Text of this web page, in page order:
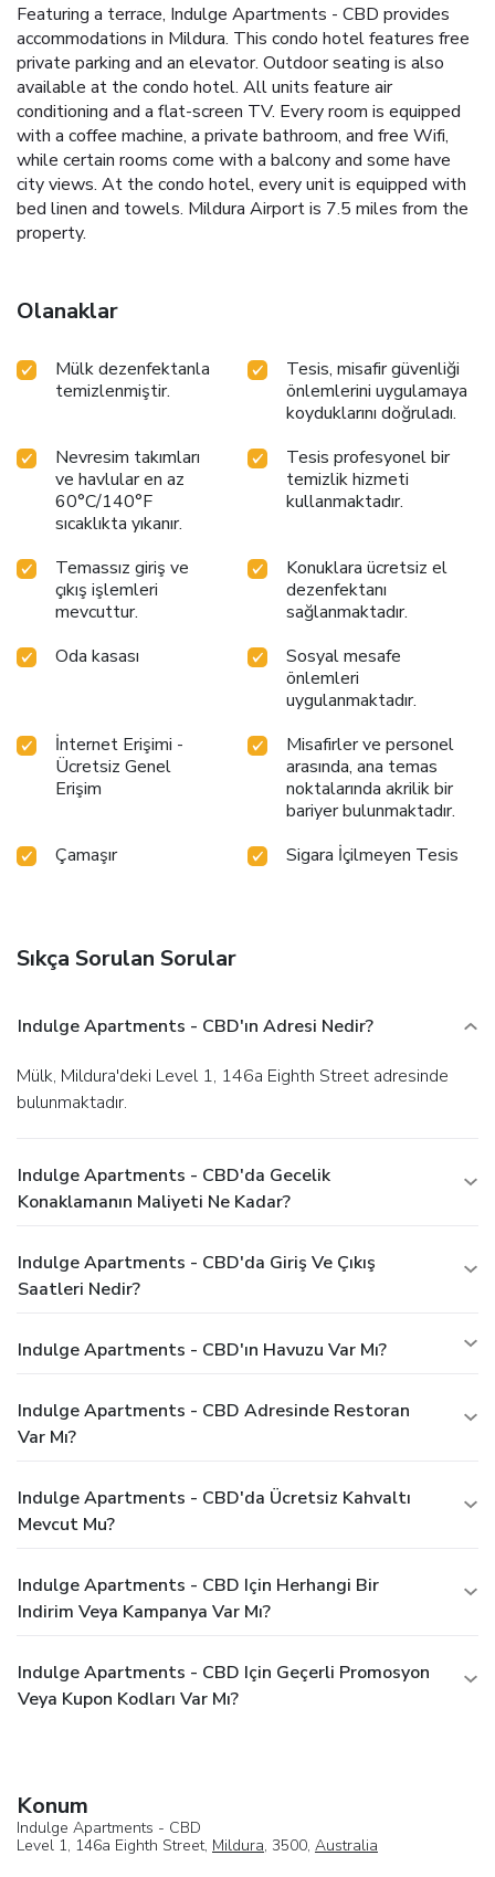
Featuring a terrace, Indulge Apartments - CBD provides
accommodations in Mildura. This condo hotel features free
private parking and an elevator. Outdoor seating is also
available at the condo hotel. All units feature air
conditioning and a flat-screen TV. Every room is equipped
with a coffee machine, a private bathroom, and free Wifi,
while certain rooms come with a balcony and some have
city views. At the condo hotel, every unit is equipped with
bed linen and towels. Mildura Airport is 7.5 miles from the
property.
Olanaklar
Mülk dezenfektanla
temizlenmiştir.
Tesis, misafir güvenliği
önlemlerini uygulamaya
koyduklarını doğruladı.
Nevresim takımları
ve havlular en az
60°C/140°F
sıcaklıkta yıkanır.
Tesis profesyonel bir
temizlik hizmeti
kullanmaktadır.
Temassız giriş ve
çıkış işlemleri
mevcuttur.
Konuklara ücretsiz el
dezenfektanı
sağlanmaktadır.
Oda kasası
Sosyal mesafe
önlemleri
uygulanmaktadır.
İnternet Erişimi -
Ücretsiz Genel
Erişim
Misafirler ve personel
arasında, ana temas
noktalarında akrilik bir
bariyer bulunmaktadır.
Çamaşır
Sigara İçilmeyen Tesis
Sıkça Sorulan Sorular
Indulge Apartments - CBD'ın Adresi Nedir?
Mülk, Mildura'deki Level 1, 146a Eighth Street adresinde
bulunmaktadır.
Indulge Apartments - CBD'da Gecelik
Konaklamanın Maliyeti Ne Kadar?
Indulge Apartments - CBD'da Giriş Ve Çıkış
Saatleri Nedir?
Indulge Apartments - CBD'ın Havuzu Var Mı?
Indulge Apartments - CBD Adresinde Restoran
Var Mı?
Indulge Apartments - CBD'da Ücretsiz Kahvaltı
Mevcut Mu?
Indulge Apartments - CBD Için Herhangi Bir
Indirim Veya Kampanya Var Mı?
Indulge Apartments - CBD Için Geçerli Promosyon
Veya Kupon Kodları Var Mı?
Konum
Indulge Apartments - CBD
Level 1, 146a Eighth Street, Mildura, 3500, Australia